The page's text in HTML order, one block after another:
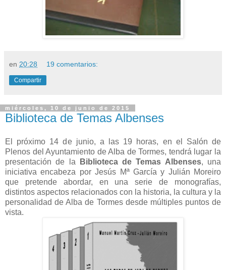
en 20:28 19 comentarios:
Compartir
miércoles, 10 de junio de 2015
Biblioteca de Temas Albenses
El próximo 14 de junio, a las 19 horas, en el Salón de
Plenos del Ayuntamiento de Alba de Tormes, tendrá lugar la
presentación de la
Biblioteca de Temas Albenses, una
iniciativa encabeza por Jesús Mª García y Julián Moreiro
que pretende abordar, en una serie de monografías,
distintos aspectos relacionados con la historia, la cultura y la
personalidad de Alba de Tormes desde múltiples puntos de
vista.